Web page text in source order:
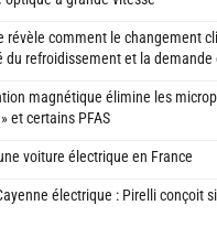
révèle comment le changement
du refroidissement et la
magnétique élimine les
et certains PFAS
voiture électrique en France
électrique : Pirelli conçoit